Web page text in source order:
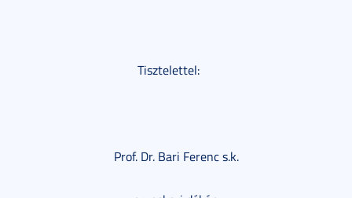
Tisztelettel:
Prof. Dr. Bari Ferenc s.k.